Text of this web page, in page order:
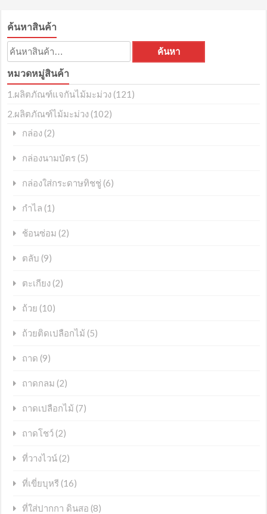
ค้นหาสินค้า
ค้นหา: ค้นหา
หมวดหมู่สินค้า
1.ผลิตภัณฑ์แจกันไม้มะม่วง (121)
2.ผลิตภัณฑ์ไม้มะม่วง (102)
กล่อง (2)
กล่องนามบัตร (5)
กล่องใส่กระดาษทิชชู่ (6)
กำไล (1)
ช้อนซ่อม (2)
ตลับ (9)
ตะเกียง (2)
ถ้วย (10)
ถ้วยติดเปลือกไม้ (5)
ถาด (9)
ถาดกลม (2)
ถาดเปลือกไม้ (7)
ถาดโชว์ (2)
ที่วางไวน์ (2)
ที่เขี่ยบุหรี (16)
ที่ใส่ปากกา ดินสอ (8)